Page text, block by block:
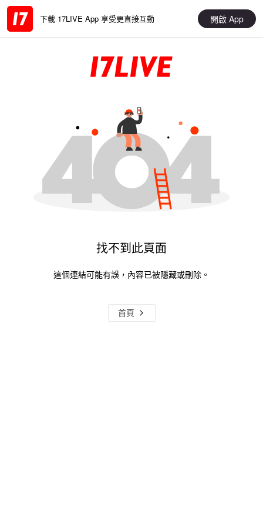
下載 17LIVE App 享受更直接互動 開啟 App
找不到此頁面
這個連結可能有誤，內容已被隱藏或刪除。
首頁